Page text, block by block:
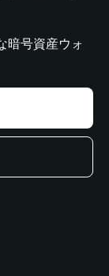
暗号資産ウォ